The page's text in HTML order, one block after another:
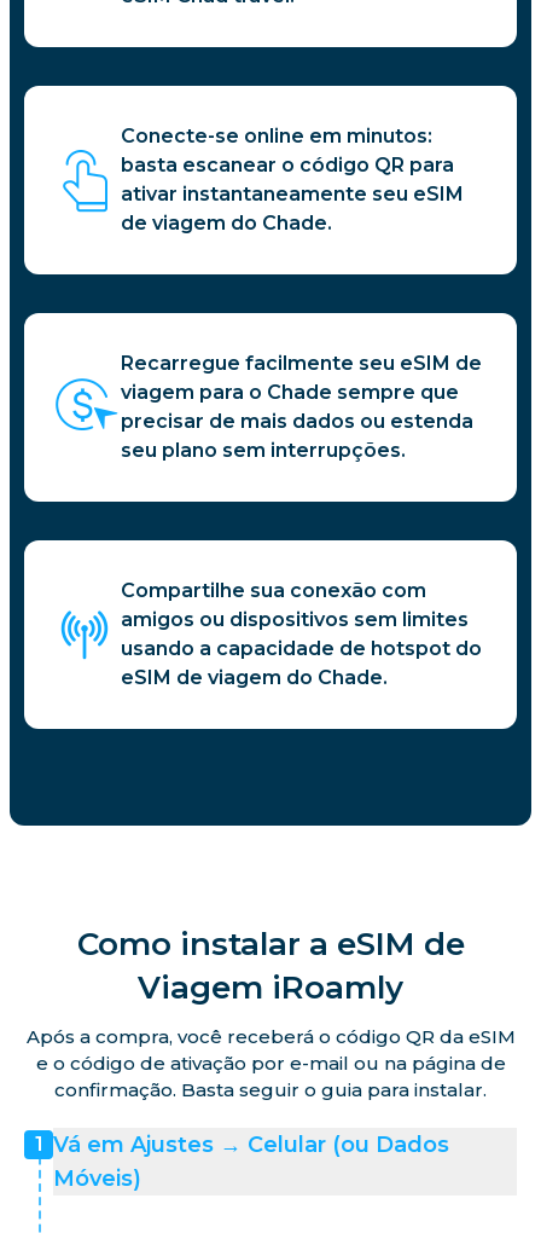
Conecte-se online em minutos:
basta escanear o código QR para
ativar instantaneamente seu eSIM
de viagem do Chade.
Recarregue facilmente seu eSIM de
viagem para o Chade sempre que
precisar de mais dados ou estenda
seu plano sem interrupções.
Compartilhe sua conexão com
amigos ou dispositivos sem limites
usando a capacidade de hotspot do
eSIM de viagem do Chade.
Como instalar a eSIM de
Viagem iRoamly
Após a compra, você receberá o código QR da eSIM
e o código de ativação por e-mail ou na página de
confirmação. Basta seguir o guia para instalar.
1 Vá em Ajustes → Celular (ou Dados
Móveis)